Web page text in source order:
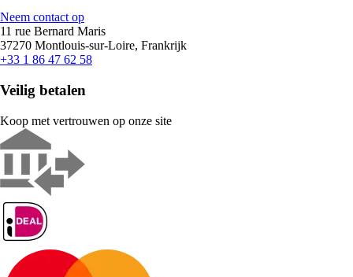
Neem contact op
11 rue Bernard Maris
37270 Montlouis-sur-Loire, Frankrijk
+33 1 86 47 62 58
Veilig betalen
Koop met vertrouwen op onze site